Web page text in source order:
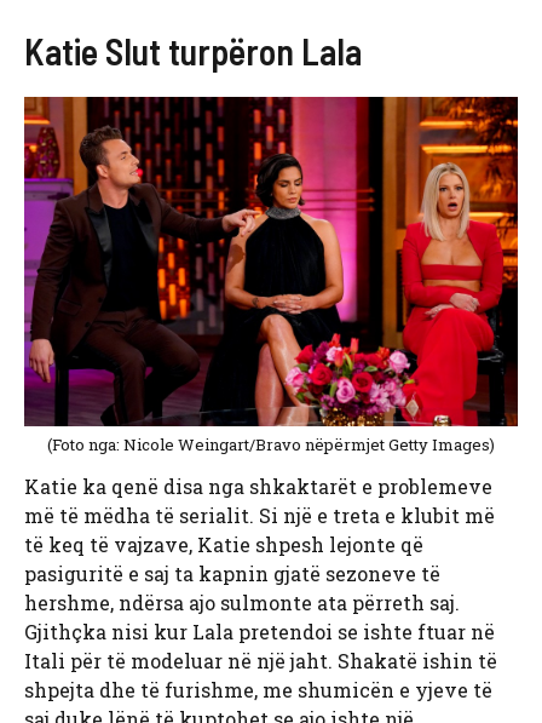
Katie Slut turpëron Lala
(Foto nga: Nicole Weingart/Bravo nëpërmjet Getty Images)
Katie ka qenë disa nga shkaktarët e problemeve
më të mëdha të serialit. Si një e treta e klubit më
të keq të vajzave, Katie shpesh lejonte që
pasiguritë e saj ta kapnin gjatë sezoneve të
hershme, ndërsa ajo sulmonte ata përreth saj.
Gjithçka nisi kur Lala pretendoi se ishte ftuar në
Itali për të modeluar në një jaht. Shakatë ishin të
shpejta dhe të furishme, me shumicën e yjeve të